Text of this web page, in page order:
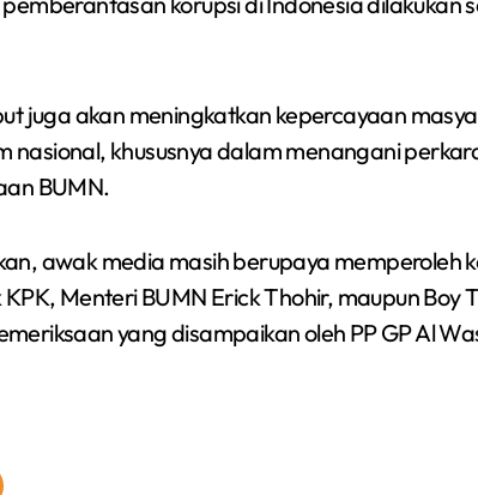
juga akan meningkatkan kepercayaan
nasional, khususnya dalam menangani
BUMN.
awak media masih berupaya memperoleh
Menteri BUMN Erick Thohir, maupun Boy
yang disampaikan oleh PP GP Al